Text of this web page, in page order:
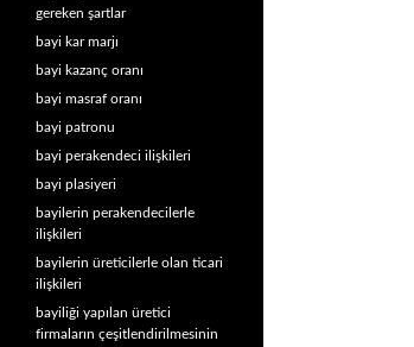
gereken şartlar
bayi kar marjı
bayi kazanç oranı
bayi masraf oranı
bayi patronu
bayi perakendeci ilişkileri
bayi plasiyeri
bayilerin perakendecilerle
ilişkileri
bayilerin üreticilerle olan ticari
ilişkileri
bayiliği yapılan üretici
firmaların çeşitlendirilmesinin